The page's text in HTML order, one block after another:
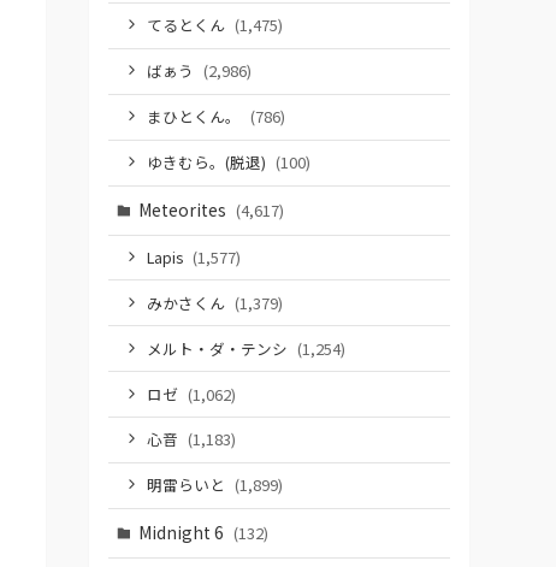
てるとくん (1,475)
ばぁう (2,986)
まひとくん。
(786)
ゆきむら。(脱退) (100)
Meteorites (4,617)
Lapis (1,577)
みかさくん (1,379)
メルト・ダ・テンシ (1,254)
ロゼ (1,062)
心音 (1,183)
明雷らいと (1,899)
Midnight 6 (132)